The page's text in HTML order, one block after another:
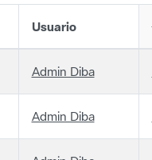
Usuario
Admin Diba
Admin Diba